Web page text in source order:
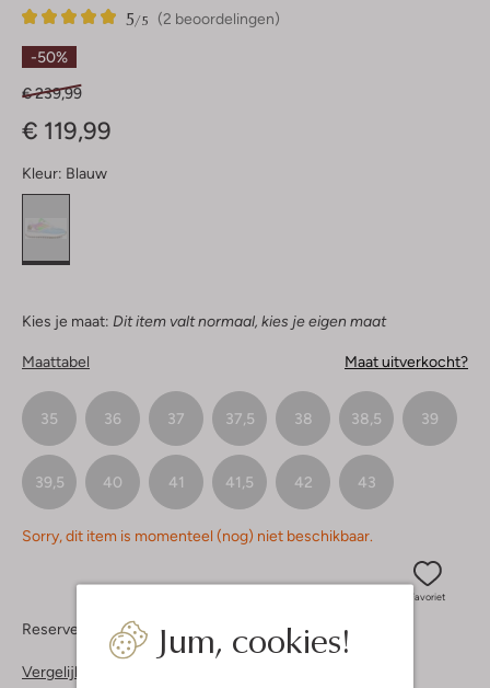
Jum, cookies!
(2 beoordelingen)
5/5
2
5
Sterren
-50%
€ 239,99
€ 119,99
Kleur: Blauw
Kies je maat: Dit item valt normaal, kies je eigen maat
Maattabel Maat uitverkocht?
35 36 37 37,5 38 38,5 39
39,5 40 41 41,5 42 43
Sorry, dit item is momenteel (nog) niet beschikbaar.
Favoriet
Reserveer direct in een van onze 37 boutiques
Vergelijkbare items